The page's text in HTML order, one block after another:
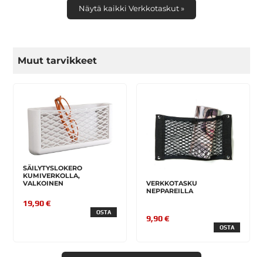
Näytä kaikki Verkkotaskut »
Muut tarvikkeet
SÄILYTYSLOKERO
KUMIVERKOLLA,
VALKOINEN
19,90 €
OSTA
VERKKOTASKU
NEPPAREILLA
9,90 €
OSTA